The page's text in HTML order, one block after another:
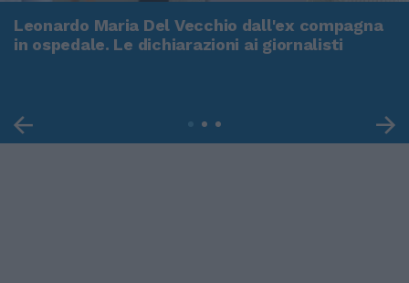
Leonardo Maria Del Vecchio dall'ex compagna
in ospedale. Le dichiarazioni ai giornalisti